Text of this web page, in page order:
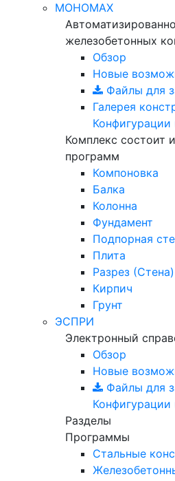
МОНОМАХ
железобетонных
Обзор
Новые
Файлы для
Галерея
Комплекс состоит
программ
Компоновка
Балка
Колонна
Фундамент
Подпорная
Плита
Разрез (Стена)
Кирпич
Грунт
ЭСПРИ
Электронный
Обзор
Новые
Файлы для
Разделы
Программы
Стальные